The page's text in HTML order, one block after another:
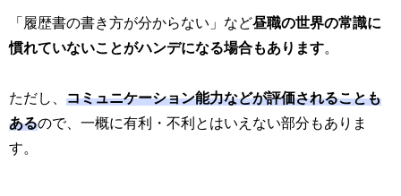
「履歴書の書き方が分からない」など昼職の世界の常識に
慣れていないことがハンデになる場合もあります。
ただし、 コミュニケーション能力などが評価されることも
あるので、一概に有利・不利とはいえない部分もありま
す。